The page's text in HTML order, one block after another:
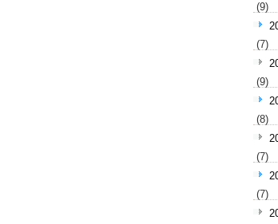
(9)
(7)
(9)
(8)
(7)
(7)